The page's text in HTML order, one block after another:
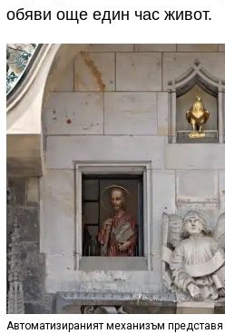
обяви още един час живот.
Автоматизираният механизъм